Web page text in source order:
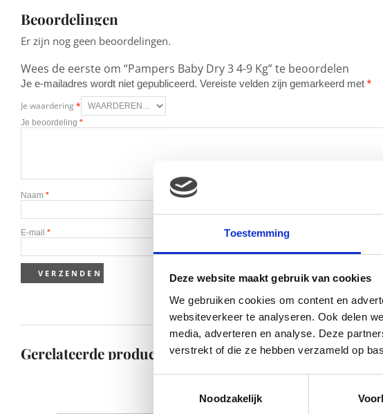
Toestemming
Deze website maakt gebruik van cookies
We gebruiken cookies om content en
websiteverkeer te analyseren. Ook delen
media, adverteren en analyse. Deze
verstrekt of die ze hebben verzameld op
Noodzakelijk
Beoordelingen
Er zijn nog geen beoordelingen.
Wees de eerste om “Pampers Baby Dry 3 4-9 Kg” te beoordelen
Je e-mailadres wordt niet gepubliceerd. Vereiste velden zijn gemarkeerd met *
Je waardering *
Je beoordeling *
Naam *
E-mail *
Gerelateerde producten